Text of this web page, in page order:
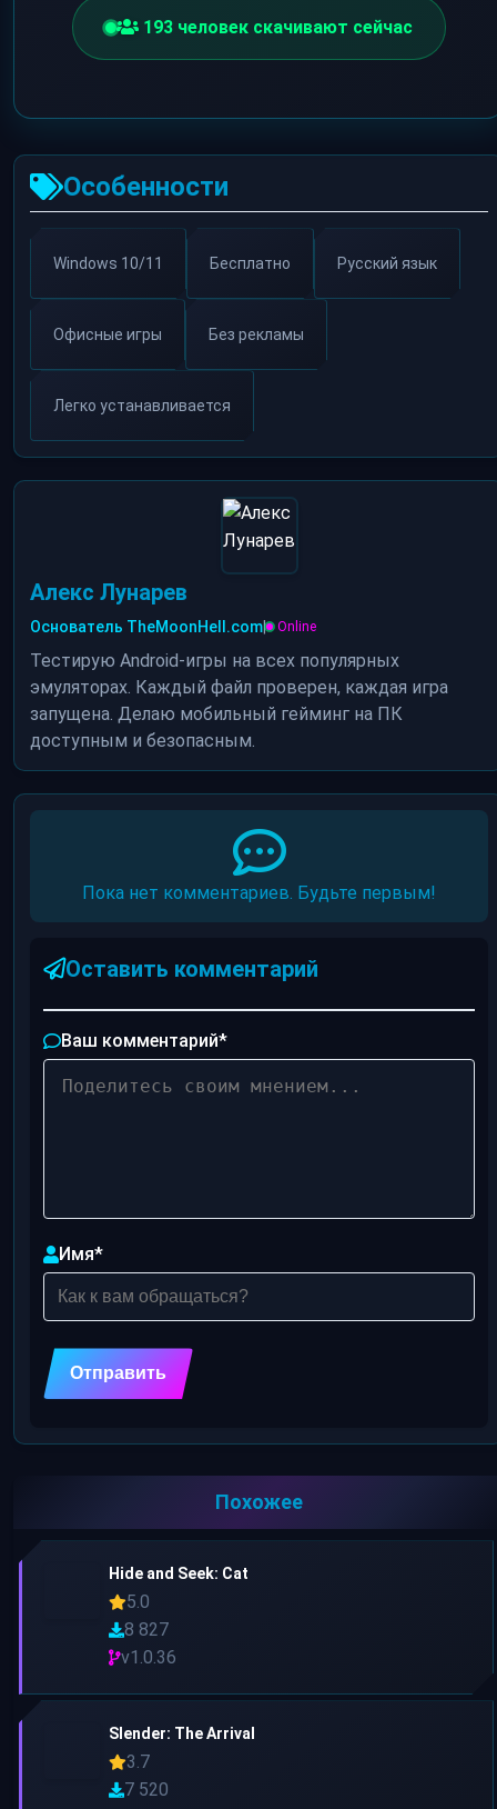
188 человек скачивают сейчас
Особенности
Windows 10/11 Бесплатно Русский язык
Офисные игры Без рекламы
Легко устанавливается
Алекс Лунарев
Основатель TheMoonHell.com| Online
Тестирую Android-игры на всех популярных
эмуляторах. Каждый файл проверен, каждая игра
запущена. Делаю мобильный гейминг на ПК
доступным и безопасным.
Пока нет комментариев. Будьте первым!
Оставить комментарий
Ваш комментарий*
Имя*
Похожее
Hide and Seek: Cat
5.0
8 827
v1.0.36
Slender: The Arrival
3.7
7 520